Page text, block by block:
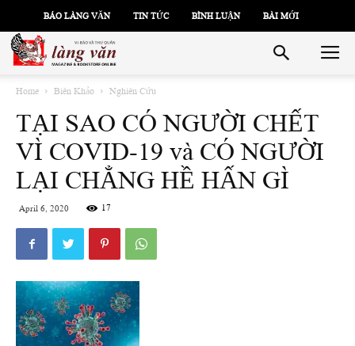
BÁO LÀNG VĂN TIN TỨC BÌNH LUẬN BÀI MỚI
Home Biên Khảo Nghiên Cứu
TẠI SAO CÓ NGƯỜI CHẾT
VÌ COVID-19 và CÓ NGƯỜI
LẠI CHẲNG HỀ HẤN GÌ
April 6, 2020 17